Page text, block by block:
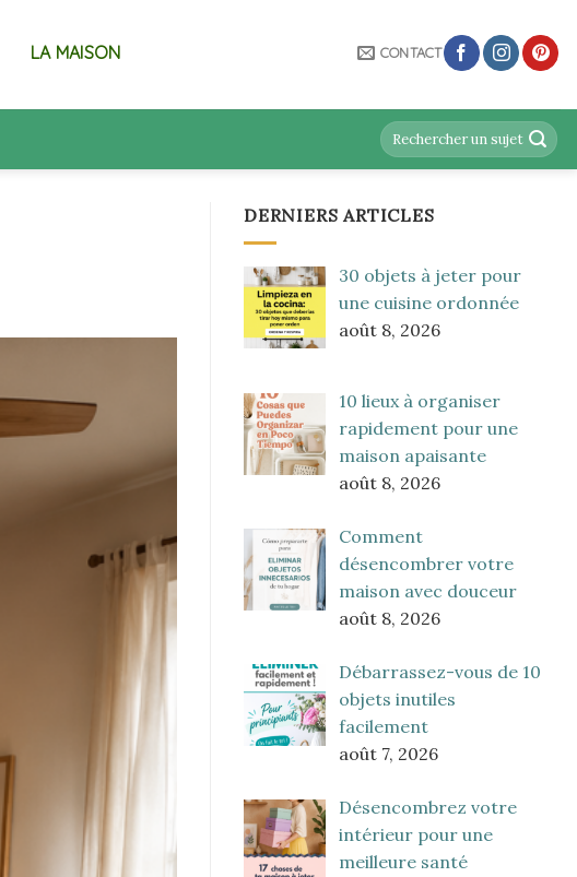
LA MAISON CONTACT
DERNIERS ARTICLES
30 objets à jeter pour
une cuisine ordonnée
août 8, 2026
10 lieux à organiser
rapidement pour une
maison apaisante
août 8, 2026
Comment
désencombrer votre
maison avec douceur
août 8, 2026
Débarrassez-vous de 10
objets inutiles
facilement
août 7, 2026
Désencombrez votre
intérieur pour une
meilleure santé